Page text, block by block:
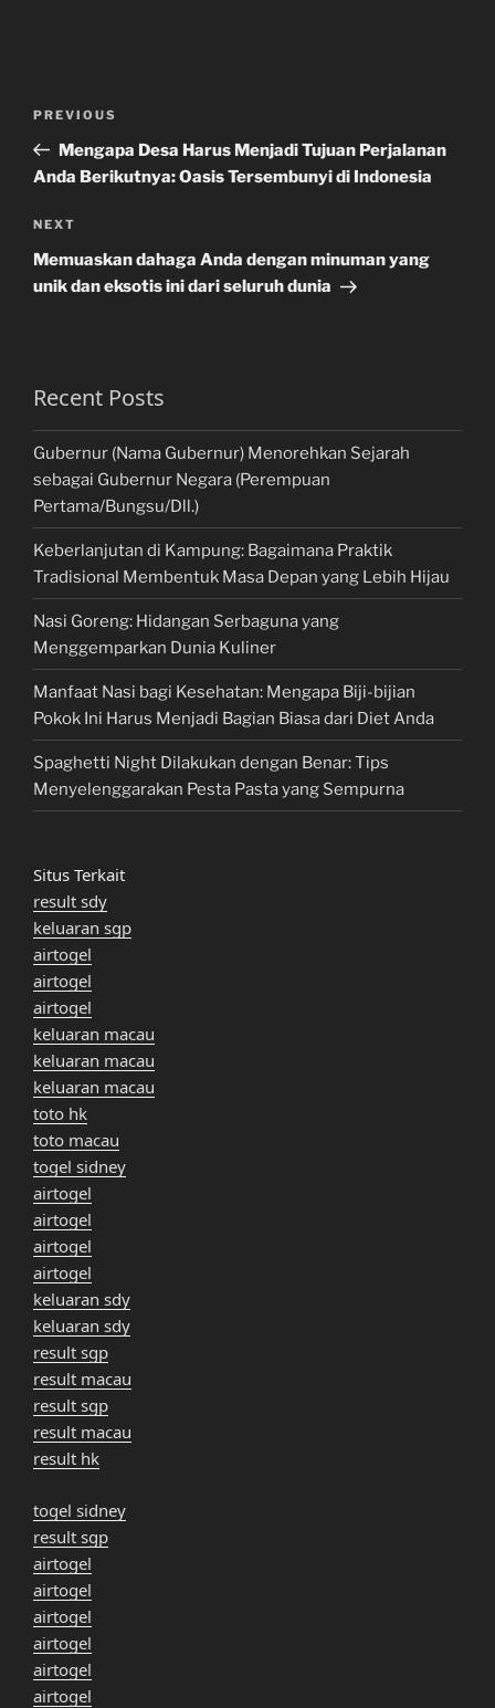
Previous
Post
PREVIOUS
Mengapa Desa Harus Menjadi Tujuan Perjalanan
Anda Berikutnya: Oasis Tersembunyi di Indonesia
Next
Post
NEXT
Memuaskan dahaga Anda dengan minuman yang
unik dan eksotis ini dari seluruh dunia
Recent Posts
Gubernur (Nama Gubernur) Menorehkan Sejarah
sebagai Gubernur Negara (Perempuan
Pertama/Bungsu/Dll.)
Keberlanjutan di Kampung: Bagaimana Praktik
Tradisional Membentuk Masa Depan yang Lebih Hijau
Nasi Goreng: Hidangan Serbaguna yang
Menggemparkan Dunia Kuliner
Manfaat Nasi bagi Kesehatan: Mengapa Biji-bijian
Pokok Ini Harus Menjadi Bagian Biasa dari Diet Anda
Spaghetti Night Dilakukan dengan Benar: Tips
Menyelenggarakan Pesta Pasta yang Sempurna
Situs Terkait
result sdy
keluaran sgp
airtogel
airtogel
airtogel
keluaran macau
keluaran macau
keluaran macau
toto hk
toto macau
togel sidney
airtogel
airtogel
airtogel
airtogel
keluaran sdy
keluaran sdy
result sgp
result macau
result sgp
result macau
result hk
togel sidney
result sgp
airtogel
airtogel
airtogel
airtogel
airtogel
airtogel